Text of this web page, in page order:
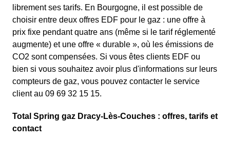
librement ses tarifs. En Bourgogne, il est possible de
choisir entre deux offres EDF pour le gaz : une offre à
prix fixe pendant quatre ans (même si le tarif réglementé
augmente) et une offre « durable », où les émissions de
CO2 sont compensées. Si vous êtes clients EDF ou
bien si vous souhaitez avoir plus d'informations sur leurs
compteurs de gaz, vous pouvez contacter le service
client au 09 69 32 15 15.
Total Spring gaz Dracy-Lès-Couches : offres, tarifs et
contact